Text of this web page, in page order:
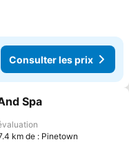
Consulter les prix
à mes favoris
Spa
km de : Pinetown